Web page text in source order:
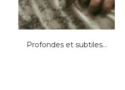
Profondes et subtiles…